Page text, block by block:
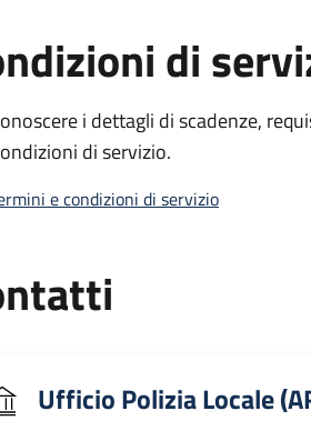
di
i dettagli di scadenze,
di servizio.
e condizioni di servizio
Ufficio Polizia Locale